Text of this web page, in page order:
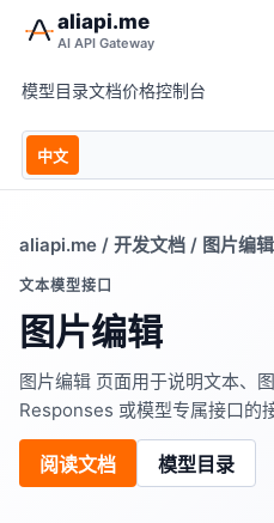
aliapi.me
AI API Gateway
模型目录文档价格控制台
中文
aliapi.me / 开发文档 / 图片编辑
文本模型接口
图片编辑
图片编辑 页面用于说明文本、
Responses 或模型专属接口的
阅读文档 模型目录